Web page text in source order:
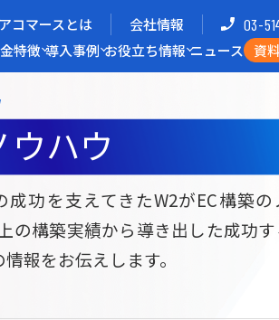
コマースとは 会社情報 03-
特徴 導入事例 お役立ち情報 ニュース 資
する
構築 BtoB向けECサイト構築
W2Commerce
開発力/支援体制
導入企業インタビュー
資料
ウハウ
成功を支えてきたW2がEC構築の
の構築実績から導き出した成功
報をお伝えします。